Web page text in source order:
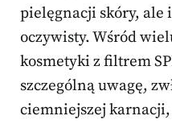
pielęgnacji skóry, ale
oczywisty. Wśród
kosmetyki z filtrem
szczególną uwagę,
ciemniejszej